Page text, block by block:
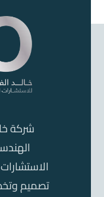
شركة
تصميم